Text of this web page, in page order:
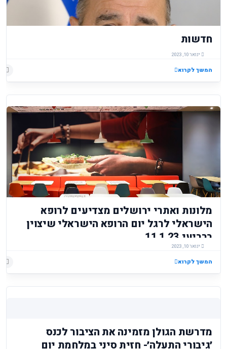
חדשות
ינואר 10, 2023
המשך לקרוא
מלונות ואתרי ירושלים מצדיעים לרופא
הישראלי לרגל יום הרופא הישראלי שיצוין
ברביעי 11.1.23
ינואר 10, 2023
המשך לקרוא
מדרשת הגולן מזמינה את הציבור לכנס
׳גיבורי התעלה׳- חזית סיני במלחמת יום